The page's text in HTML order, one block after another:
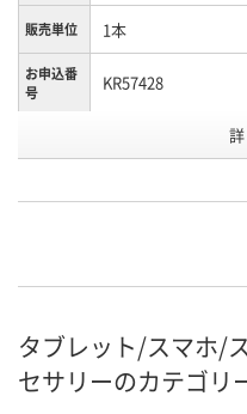
販売単位 1本
お申込番
号
KR57428
タブレット/スマホ/
セサリーのカテゴリ